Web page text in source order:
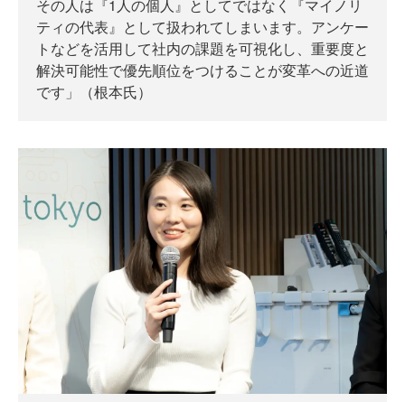
その人は『1人の個人』としてではなく『マイノリ
ティの代表』として扱われてしまいます。アンケー
トなどを活用して社内の課題を可視化し、重要度と
解決可能性で優先順位をつけることが変革への近道
です」（根本氏）